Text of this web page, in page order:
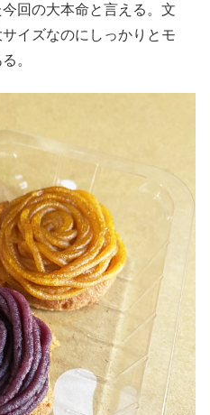
回の大本命と言える。文
イズなのにしっかりとモ
。